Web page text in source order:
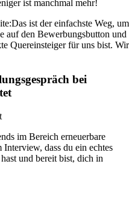
ist manchmal mehr!
Das ist der einfachste Weg, um
auf den Bewerbungsbutton und
Quereinsteiger für uns bist. Wir
bei
im Bereich erneuerbare
dass du ein echtes
und bereit bist, dich in